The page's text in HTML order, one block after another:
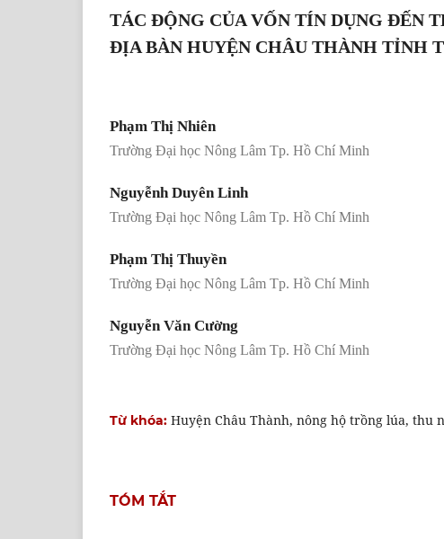
TÁC ĐỘNG CỦA VỐN TÍN DỤNG ĐẾN
ĐỊA BÀN HUYỆN CHÂU THÀNH TỈNH
Phạm Thị Nhiên
Trường Đại học Nông Lâm Tp. Hồ Chí Minh
Nguyễnh Duyên Linh
Trường Đại học Nông Lâm Tp. Hồ Chí Minh
Phạm Thị Thuyền
Trường Đại học Nông Lâm Tp. Hồ Chí Minh
Nguyễn Văn Cường
Trường Đại học Nông Lâm Tp. Hồ Chí Minh
Từ khóa: Huyện Châu Thành, nông hộ trồng lúa, thu
TÓM TẮT